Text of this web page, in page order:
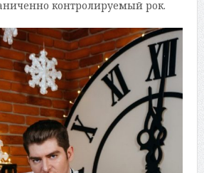
контролируемый рок.